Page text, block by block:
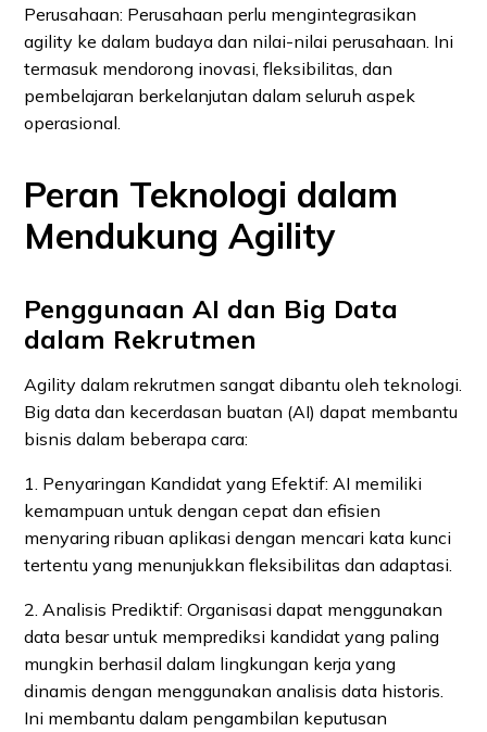
Perusahaan: Perusahaan perlu mengintegrasikan
agility ke dalam budaya dan nilai-nilai perusahaan. Ini
termasuk mendorong inovasi, fleksibilitas, dan
pembelajaran berkelanjutan dalam seluruh aspek
operasional.
Peran Teknologi dalam
Mendukung Agility
Penggunaan AI dan Big Data
dalam Rekrutmen
Agility dalam rekrutmen sangat dibantu oleh teknologi.
Big data dan kecerdasan buatan (AI) dapat membantu
bisnis dalam beberapa cara:
1. Penyaringan Kandidat yang Efektif: AI memiliki
kemampuan untuk dengan cepat dan efisien
menyaring ribuan aplikasi dengan mencari kata kunci
tertentu yang menunjukkan fleksibilitas dan adaptasi.
2. Analisis Prediktif: Organisasi dapat menggunakan
data besar untuk memprediksi kandidat yang paling
mungkin berhasil dalam lingkungan kerja yang
dinamis dengan menggunakan analisis data historis.
Ini membantu dalam pengambilan keputusan